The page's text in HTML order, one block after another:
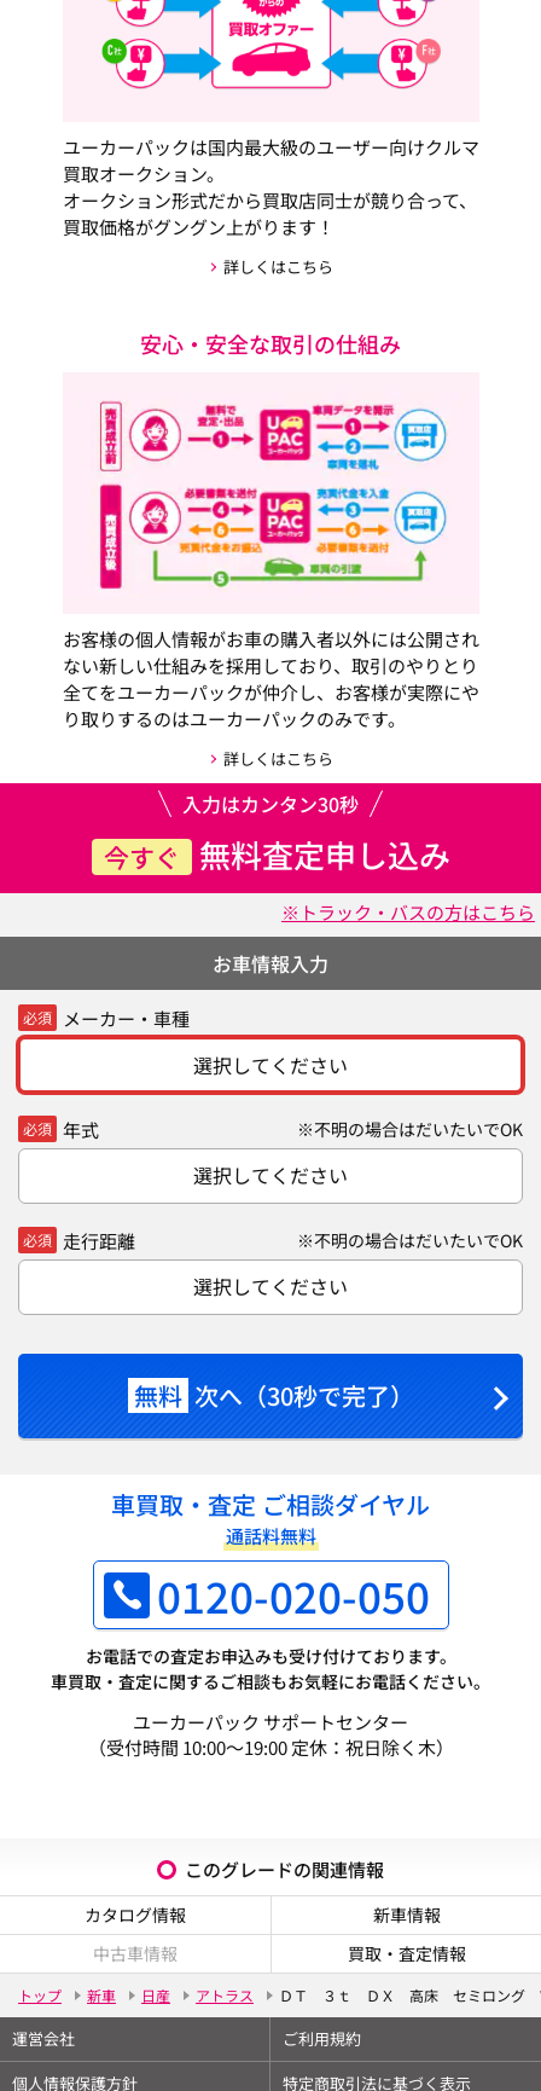
ユーカーパックは国内最大級のユーザー向けクルマ
買取オークション。
オークション形式だから買取店同士が競り合って、
買取価格がグングン上がります！
詳しくはこちら
安心・安全な取引の仕組み
お客様の個人情報がお車の購入者以外には公開され
ない新しい仕組みを採用しており、取引のやりとり
全てをユーカーパックが仲介し、お客様が実際にや
り取りするのはユーカーパックのみです。
詳しくはこちら
入力はカンタン30秒
今すぐ 無料査定申し込み
※トラック・バスの方はこちら
お車情報入力
必須 メーカー・車種
選択してください
必須 年式 ※不明の場合はだいたいでOK
選択してください
必須 走行距離 ※不明の場合はだいたいでOK
選択してください
無料 次へ（30秒で完了）
車買取・査定 ご相談ダイヤル
通話料無料
0120-020-050
お電話での査定お申込みも受け付けております。
車買取・査定に関するご相談もお気軽にお電話ください。
ユーカーパック サポートセンター
（受付時間 10:00～19:00 定休：祝日除く木）
このグレードの関連情報
カタログ情報
新車情報
中古車情報
買取・査定情報
トップ 新車 日産 アトラス ＤＴ ３ｔ ＤＸ 高床 セミロング
運営会社
ご利用規約
個人情報保護方針
特定商取引法に基づく表示